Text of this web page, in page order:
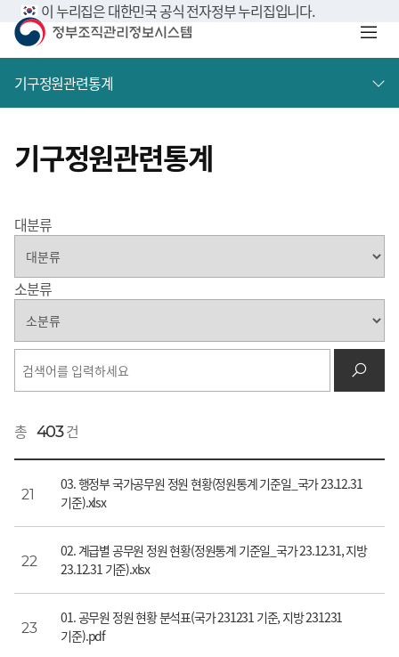
이 누리집은 대한민국 공식 전자정부 누리집입니다.
기구정원관련통계
기구정원관련통계
대분류
소분류
총 403건
21
03. 행정부 국가공무원 정원 현황(정원통계 기준일_국가 23.12.31
기준).xlsx
22
02. 계급별 공무원 정원 현황(정원통계 기준일_국가 23.12.31, 지방
23.12.31 기준).xlsx
23
01. 공무원 정원 현황 분석표(국가 231231 기준, 지방 231231
기준).pdf